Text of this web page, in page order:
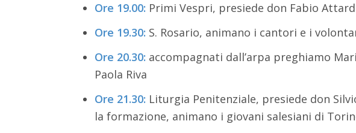
Ore 19.00: Primi Vespri, presiede don Fabio
Ore 19.30: S. Rosario, animano i cantori e i
Ore 20.30: accompagnati dall’arpa preghiamo
Paola Riva
Ore 21.30: Liturgia Penitenziale, presiede don
la formazione, animano i giovani salesiani di